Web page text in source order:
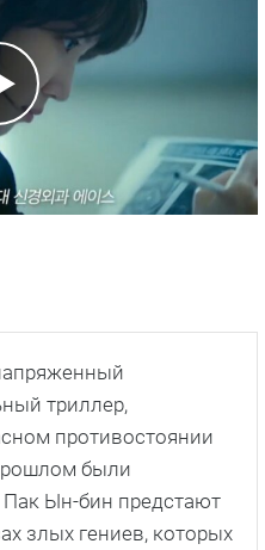
триллер,
противостоянии
были
Пак Ын-бин предстают
злых гениев, которых